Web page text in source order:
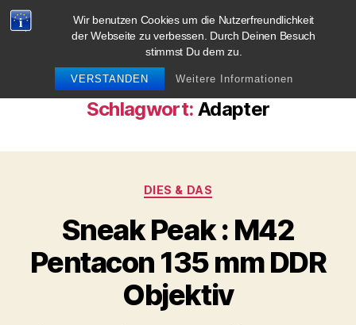
Wir benutzen Cookies um die Nutzerfreundlichkeit
der Webseite zu verbessen. Durch Deinen Besuch
stimmst Du dem zu.
VERSTANDEN Weitere Informationen
blog.sag-cheese.de
Schlagwort: Adapter
Kategorien
DIES & DAS
Sneak Peak : M42
Pentacon 135 mm DDR
Objektiv